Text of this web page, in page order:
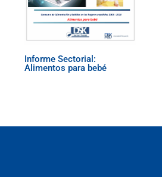
Informe Sectorial:
Alimentos para bebé